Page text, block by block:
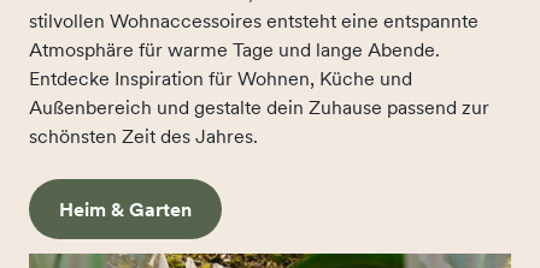
stilvollen Wohnaccessoires entsteht eine entspannte
Atmosphäre für warme Tage und lange Abende.
Entdecke Inspiration für Wohnen, Küche und
Außenbereich und gestalte dein Zuhause passend zur
schönsten Zeit des Jahres.
Heim & Garten